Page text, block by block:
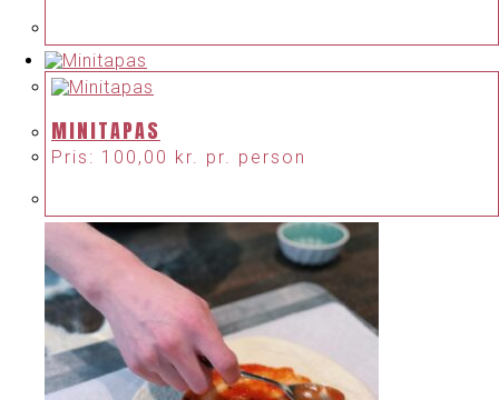
MINITAPAS
Pris: 100,00 kr. pr. person